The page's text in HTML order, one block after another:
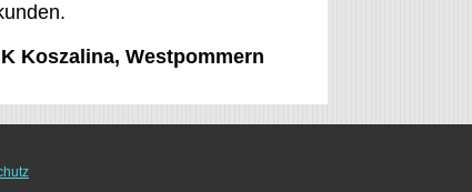
Koszalina, Westpommern